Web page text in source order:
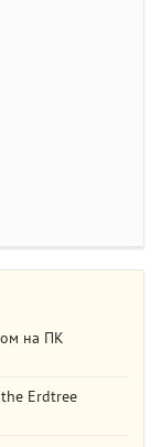
на ПК
the Erdtree